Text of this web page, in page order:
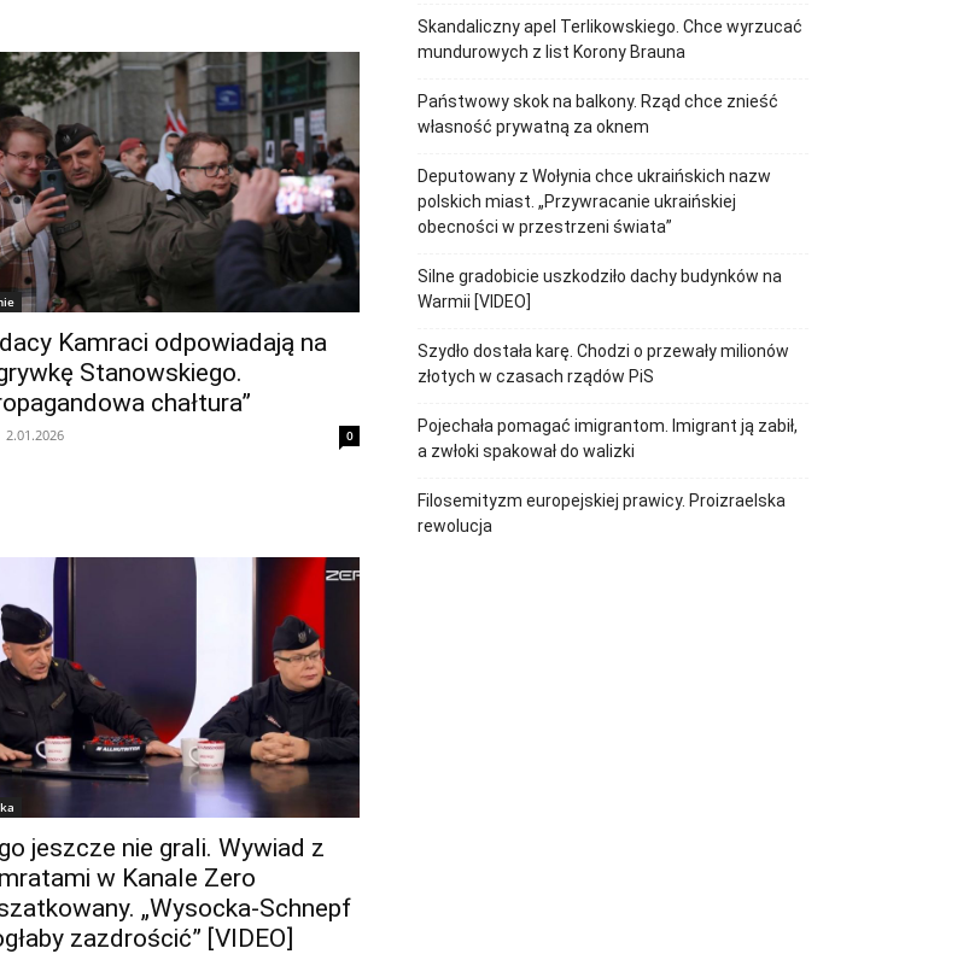
Kamraci odpowiadają na
Stanowskiego.
chałtura”
2.01.2026 0
jeszcze nie grali. Wywiad z
w Kanale Zero
„Wysocka-Schnepf
zazdrościć” [VIDEO]
Skandaliczny apel Terlikowskiego. Chce wyrzucać
mundurowych z list Korony Brauna
Państwowy skok na balkony. Rząd chce znieść
własność prywatną za oknem
Deputowany z Wołynia chce ukraińskich nazw
polskich miast. „Przywracanie ukraińskiej
obecności w przestrzeni świata”
Silne gradobicie uszkodziło dachy budynków na
Warmii [VIDEO]
Szydło dostała karę. Chodzi o przewały milionów
złotych w czasach rządów PiS
Pojechała pomagać imigrantom. Imigrant ją zabił,
a zwłoki spakował do walizki
Filosemityzm europejskiej prawicy. Proizraelska
rewolucja